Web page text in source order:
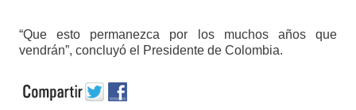
“Que esto permanezca por los muchos años que
vendrán”, concluyó el Presidente de Colombia.